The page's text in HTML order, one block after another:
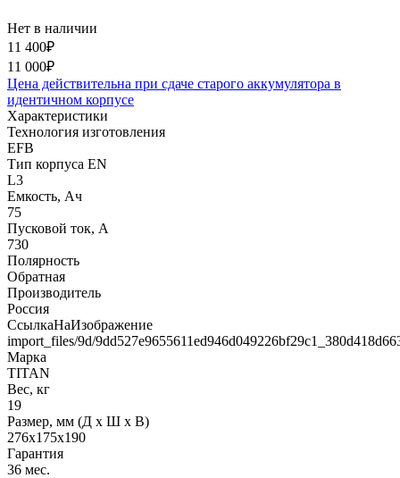
Нет в наличии
11 400₽
11 000₽
Цена действительна при сдаче старого аккумулятора в
идентичном корпусе
Характеристики
Технология изготовления
EFB
Тип корпуса EN
L3
Емкость, Ач
75
Пусковой ток, А
730
Полярность
Обратная
Производитель
Россия
СсылкаНаИзображение
import_files/9d/
Марка
TITAN
Вес, кг
19
Размер, мм (Д x Ш x В)
276x175x190
Гарантия
36 мес.